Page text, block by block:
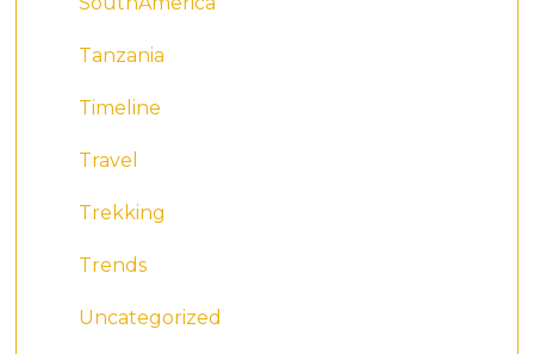
Tanzania
Timeline
Travel
Trekking
Trends
Uncategorized